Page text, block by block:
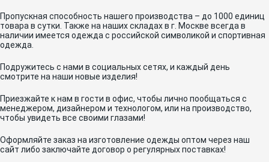
Пропускная способность нашего производства – до 1000 единиц
товара в сутки. Также на наших складах в г. Москве всегда в
наличии имеется одежда с российской символикой и спортивная
одежда.
Подружитесь с нами в социальных сетях, и каждый день
смотрите на наши новые изделия!
Приезжайте к нам в гости в офис, чтобы лично пообщаться с
менеджером, дизайнером и технологом, или на производство,
чтобы увидеть все своими глазами!
Оформляйте заказ на изготовление одежды оптом через наш
сайт либо заключайте договор о регулярных поставках!